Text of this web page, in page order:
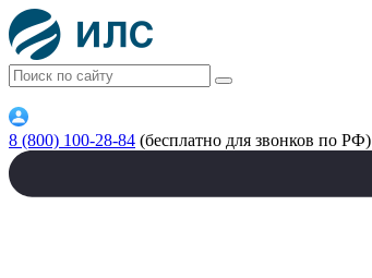
8 (800) 100-28-84 (бесплатно для звонков по РФ)